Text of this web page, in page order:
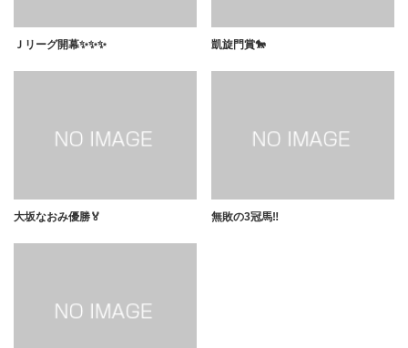
Ｊリーグ開幕✨✨✨ 凱旋門賞🐎
大坂なおみ優勝🏅 無敗の3冠馬‼️